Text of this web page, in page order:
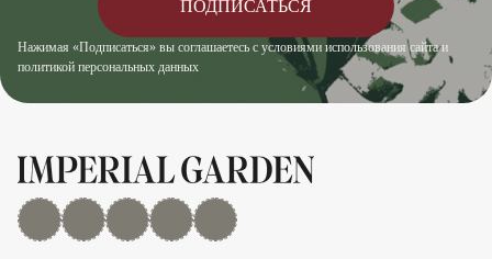
Нажимая «Подписаться» вы соглашаетесь с условиями использования сайта и
политикой персональных данных
ПОДПИСАТЬСЯ
MAX Дзен YouTuberutubeTelegram